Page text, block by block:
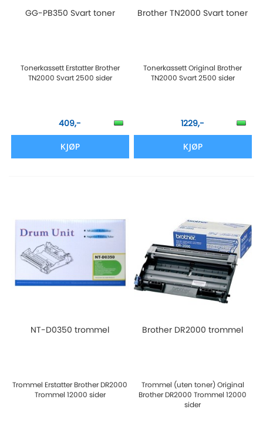
GG-PB350 Svart toner
Tonerkassett Erstatter Brother
TN2000 Svart 2500 sider
409,-
KJØP
Brother TN2000 Svart toner
Tonerkassett Original Brother
TN2000 Svart 2500 sider
1229,-
KJØP
NT-D0350 trommel
Trommel Erstatter Brother DR2000
Trommel 12000 sider
Brother DR2000 trommel
Trommel (uten toner) Original
Brother DR2000 Trommel 12000
sider